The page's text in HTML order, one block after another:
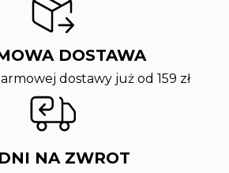
DOSTAWA
dostawy już od 159 zł
NA ZWROT